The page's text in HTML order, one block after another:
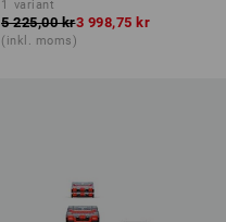
1 variant
5 225,00 kr3 998,75 kr
(inkl. moms)